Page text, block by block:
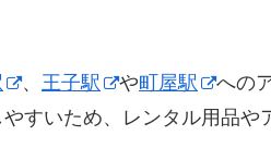
、 王子駅 や町屋駅 への
すいため、レンタル用品や